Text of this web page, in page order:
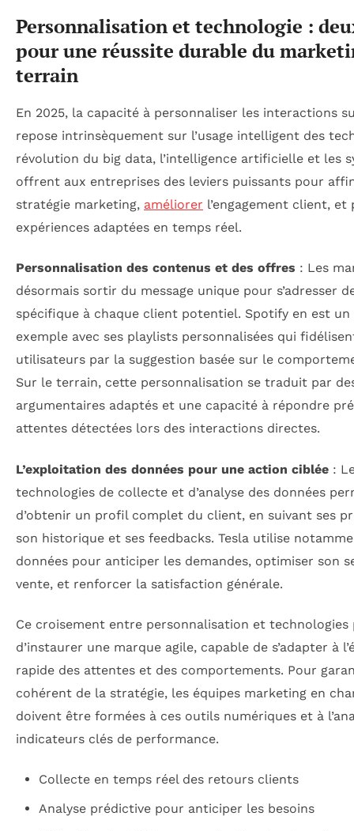
Personnalisation et technologie :
pour une réussite durable du
terrain
En 2025, la capacité à personnaliser les interactions
repose intrinsèquement sur l’usage intelligent des
révolution du big data, l’intelligence artificielle et les
offrent aux entreprises des leviers puissants pour
stratégie marketing, améliorer l’engagement client, et
expériences adaptées en temps réel.
Personnalisation des contenus et des offres : Les
désormais sortir du message unique pour s’adresser
spécifique à chaque client potentiel. Spotify en est
exemple avec ses playlists personnalisées qui
utilisateurs par la suggestion basée sur le
Sur le terrain, cette personnalisation se traduit par
argumentaires adaptés et une capacité à répondre
attentes détectées lors des interactions directes.
L’exploitation des données pour une action ciblée :
technologies de collecte et d’analyse des données
d’obtenir un profil complet du client, en suivant ses
son historique et ses feedbacks. Tesla utilise
données pour anticiper les demandes, optimiser son
vente, et renforcer la satisfaction générale.
Ce croisement entre personnalisation et technologies
d’instaurer une marque agile, capable de s’adapter à
rapide des attentes et des comportements. Pour
cohérent de la stratégie, les équipes marketing en
doivent être formées à ces outils numériques et à
indicateurs clés de performance.
Collecte en temps réel des retours clients
Analyse prédictive pour anticiper les besoins